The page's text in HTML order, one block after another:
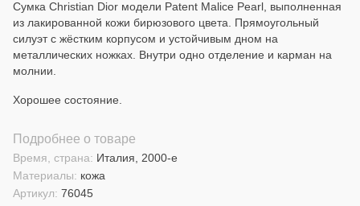
Сумка Christian Dior модели Patent Malice Pearl, выполненная
из лакированной кожи бирюзового цвета. Прямоугольный
силуэт с жёстким корпусом и устойчивым дном на
металлических ножках. Внутри одно отделение и карман на
молнии.
Хорошее состояние.
Подробнее о товаре
Материалы: кожа
Время, страна: Италия, 2000-е
Артикул: 76045